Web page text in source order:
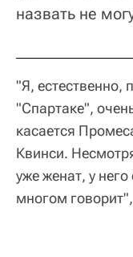
назвать не
"Я,
"Спартаке",
касается
Квинси.
уже женат, у
многом